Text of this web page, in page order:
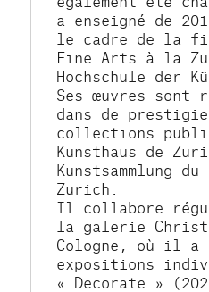
a enseigné de
le cadre de la
Fine Arts à la
Hochschule der
Ses œuvres sont
dans de
collections
Kunsthaus de
Kunstsammlung
Zurich.
Il collabore
la galerie
Cologne, où il a
expositions
« Decorate.»